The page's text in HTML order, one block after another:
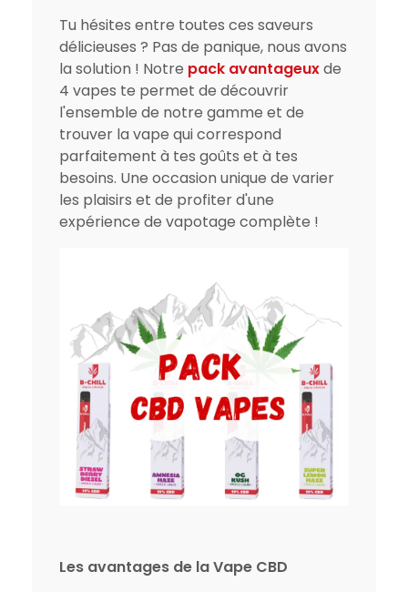
Tu hésites entre toutes ces saveurs
délicieuses ? Pas de panique, nous avons
la solution ! Notre pack avantageuxde
4 vapes te permet de découvrir
l'ensemble de notre gamme et de
trouver la vape qui correspond
parfaitement à tes goûts et à tes
besoins. Une occasion unique de varier
les plaisirs et de profiter d'une
expérience de vapotage complète !
Les avantages de la Vape CBD